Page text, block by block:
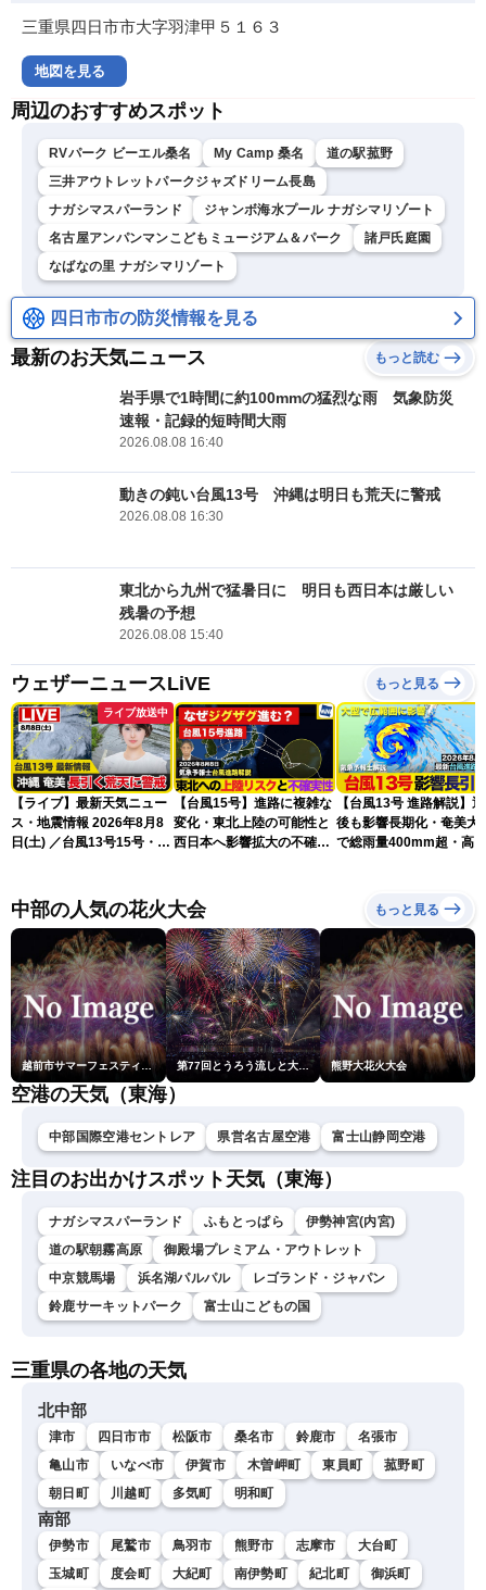
三重県四日市市大字羽津甲５１６３
地図を見る
周辺のおすすめスポット
RVパーク ビーエル桑名 My Camp 桑名
道の駅菰野
三井アウトレットパークジャズドリーム長島
ナガシマスパーランド
ジャンボ海水プール ナガシマリゾート
名古屋アンパンマンこどもミュージアム＆パーク
諸戸氏庭園
なばなの里 ナガシマリゾート
四日市市の防災情報を見る
最新のお天気ニュース もっと読む
岩手県で1時間に約100mmの猛烈な雨 気象防災
速報・記録的短時間大雨
2026.08.08 16:40
動きの鈍い台風13号 沖縄は明日も荒天に警戒
2026.08.08 16:30
東北から九州で猛暑日に 明日も西日本は厳しい
残暑の予想
2026.08.08 15:40
ウェザーニュースLiVE もっと見る
ライブ放送中
【ライブ】最新天気ニュー
ス・地震情報 2026年8月8
日(土) ／台風13号15号・ゲ
ニュースLiVEイブニング・
小川千奈／芳野達郎〉
【台風15号】進路に複雑な
変化・東北上陸の可能性と
西日本へ影響拡大の不確実
【台風13号 進路解説】
後も影響長期化・奄美大
で総雨量400mm超・高波
中部の人気の花火大会 もっと見る
越前市サマーフェスティバル花火大会 第77回とうろう流しと大花火大会 熊野大花火大会
空港の天気（東海）
中部国際空港セントレア 県営名古屋空港 富士山静岡空港
注目のお出かけスポット天気（東海）
ナガシマスパーランド ふもとっぱら
伊勢神宮(内宮)
道の駅朝霧高原
御殿場プレミアム・アウトレット
中京競馬場
浜名湖パルパル
レゴランド・ジャパン
鈴鹿サーキットパーク
富士山こどもの国
三重県の各地の天気
北中部
津市 四日市市 松阪市 桑名市 鈴鹿市
名張市
亀山市
いなべ市 伊賀市 木曽岬町 東員町
菰野町
朝日町
川越町 多気町 明和町
南部
伊勢市 尾鷲市 鳥羽市 熊野市 志摩市
大台町
玉城町
度会町 大紀町 南伊勢町 紀北町 御浜町